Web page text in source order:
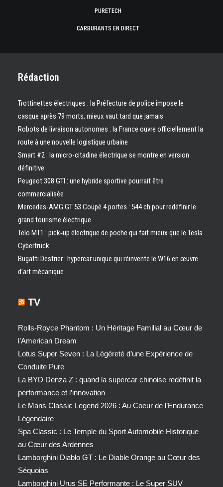
PURETECH
CARBURANTS EN DIRECT
Rédaction
Trottinettes électriques : la Préfecture de police impose le
casque après 79 morts, mieux vaut tard que jamais
Robots de livraison autonomes : la France ouvre officiellement la
route à une nouvelle logistique urbaine
Smart #2 : la micro-citadine électrique se montre en version
définitive
Peugeot 308 GTI : une hybride sportive pourrait être
commercialisée
Mercedes-AMG GT 53 Coupé 4 portes : 544 ch pour redéfinir le
grand tourisme électrique
Telo MT1 : pick‑up électrique de poche qui fait mieux que le Tesla
Cybertruck
Bugatti Destrier : hypercar unique qui réinvente le W16 en œuvre
d’art mécanique
TV
Rolls-Royce Phantom : Un Héritage Familial au Cœur de
l’American Dream
Lotus Super Seven : La Légèreté d’une Expérience de
Conduite Pure
La BYD Denza Z : quand la supercar chinoise redéfinit la
performance et l’innovation
Le Mans Classic Legend 2026 : Au Coeur de l’Endurance
Légendaire
Spa Classic : Le Temple du Sport Automobile Historique
au Cœur des Ardennes
Lamborghini Diablo GT : Le Diable Orange au Cœur des
Séquoias
Lamborghini Urus SE Performante : Le Super SUV